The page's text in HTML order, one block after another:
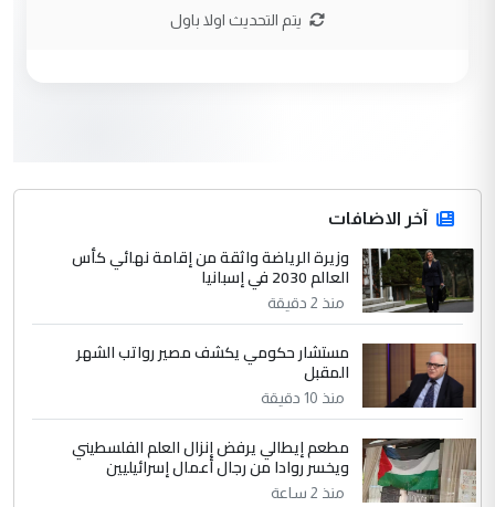
جنسية الرافد الثالث للعراق ومن اصول عريقة
ابا فرات ...
الموضوع :
الجواهري يرد على صدام حسين سل
مضجعيك يابن الزنا (نص كامل)
سردار
التعليق : واحد من عصابة علي ماما يسقط
جنسية الرافد الثالث للعراق ومن اصول عريقة
ابا فرات ...
الموضوع :
الجواهري يرد على صدام حسين سل
مضجعيك يابن الزنا (نص كامل)
يتم التحديث اولا باول
آخر الاضافات
وزيرة الرياضة واثقة من إقامة نهائي كأس
العالم 2030 في إسبانيا
منذ 2 دقيقة
مستشار حكومي يكشف مصير رواتب الشهر
المقبل
منذ 10 دقيقة
مطعم إيطالي يرفض إنزال العلم الفلسطيني
ويخسر روادا من رجال أعمال إسرائيليين
منذ 2 ساعة